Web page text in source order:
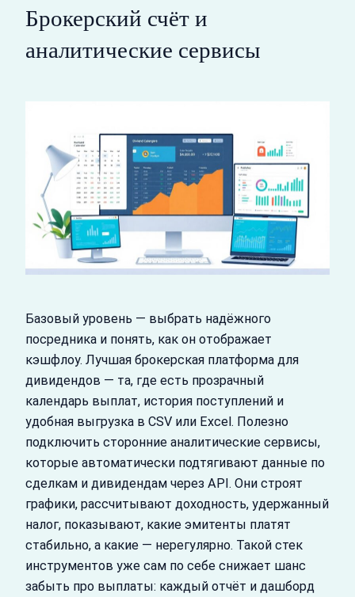
Брокерский счёт и
аналитические сервисы
Базовый уровень — выбрать надёжного
посредника и понять, как он отображает
кэшфлоу. Лучшая брокерская платформа для
дивидендов — та, где есть прозрачный
календарь выплат, история поступлений и
удобная выгрузка в CSV или Excel. Полезно
подключить сторонние аналитические сервисы,
которые автоматически подтягивают данные по
сделкам и дивидендам через API. Они строят
графики, рассчитывают доходность, удержанный
налог, показывают, какие эмитенты платят
стабильно, а какие — нерегулярно. Такой стек
инструментов уже сам по себе снижает шанс
забыть про выплаты: каждый отчёт и дашборд